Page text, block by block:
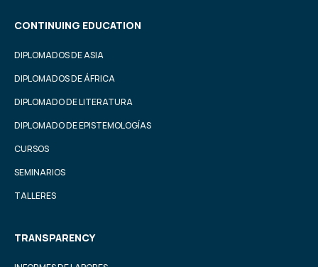
CONTINUING EDUCATION
DIPLOMADOS DE ASIA
DIPLOMADOS DE ÁFRICA
DIPLOMADO DE LITERATURA
DIPLOMADO DE EPISTEMOLOGÍAS
CURSOS
SEMINARIOS
TALLERES
TRANSPARENCY